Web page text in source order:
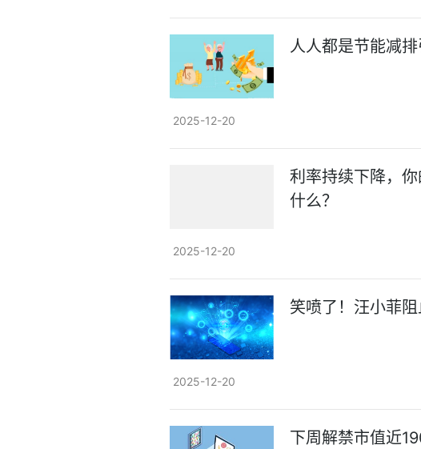
人人都是节能减
2025-12-20
利率持续下降，
什么？
2025-12-20
笑喷了！汪小菲
2025-12-20
下周解禁市值近